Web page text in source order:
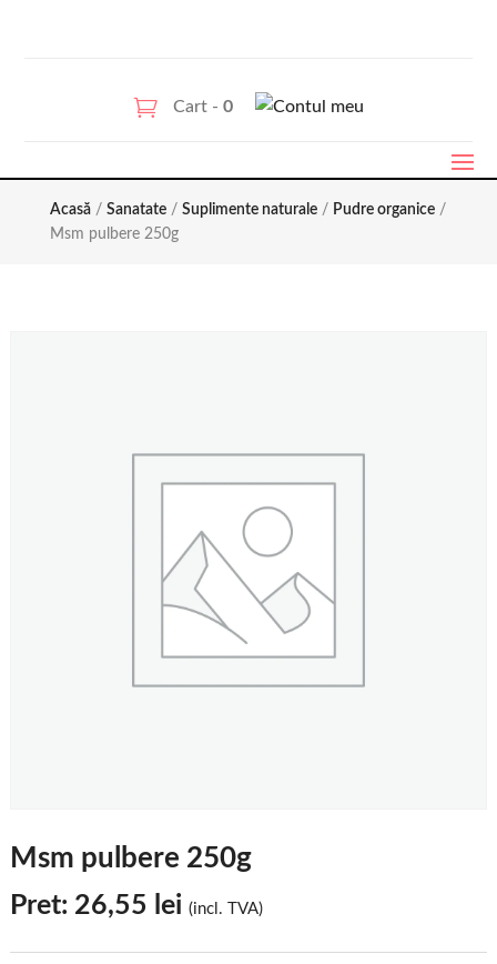
Cart - 0
Acasă/ Sanatate/ Suplimente naturale/ Pudre organice/
Msm pulbere 250g
Msm pulbere 250g
Pret: 26,55 lei (incl. TVA)